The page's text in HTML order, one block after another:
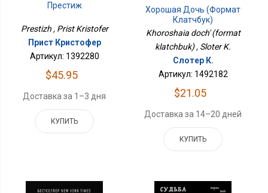
Престиж
Prestizh , Prist Kristofer
Прист Кристофер
Артикул: 1392280
$45.95
Доставка за 1–3 дня
КУПИТЬ
Хорошая Дочь (формат
Клатчбук)
Khoroshaia doch' (format
klatchbuk) , Sloter K.
Слотер К.
Артикул: 1492182
$21.05
Доставка за 14–20 дней
КУПИТЬ